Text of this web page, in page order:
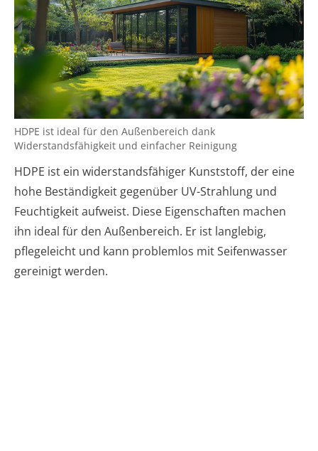
HDPE ist ideal für den Außenbereich dank
Widerstandsfähigkeit und einfacher Reinigung
HDPE ist ein widerstandsfähiger Kunststoff, der eine
hohe Beständigkeit gegenüber UV-Strahlung und
Feuchtigkeit aufweist. Diese Eigenschaften machen
ihn ideal für den Außenbereich. Er ist langlebig,
pflegeleicht und kann problemlos mit Seifenwasser
gereinigt werden.